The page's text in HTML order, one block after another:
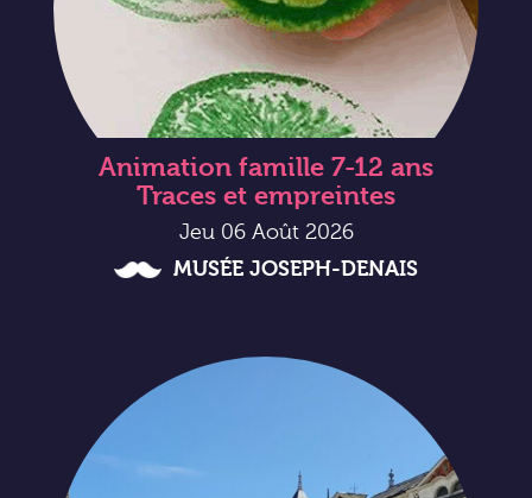
Animation famille 7-12 ans
Traces et empreintes
Jeu 06 Août 2026
MUSÉE JOSEPH-DENAIS